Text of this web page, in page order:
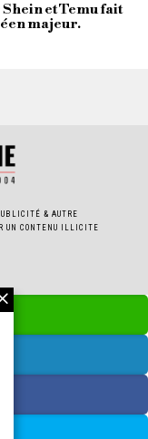
et Temu fait
majeur.
& AUTRE
UN CONTENU ILLICITE